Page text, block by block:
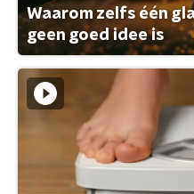
Waarom zelfs één
geen goed idee is